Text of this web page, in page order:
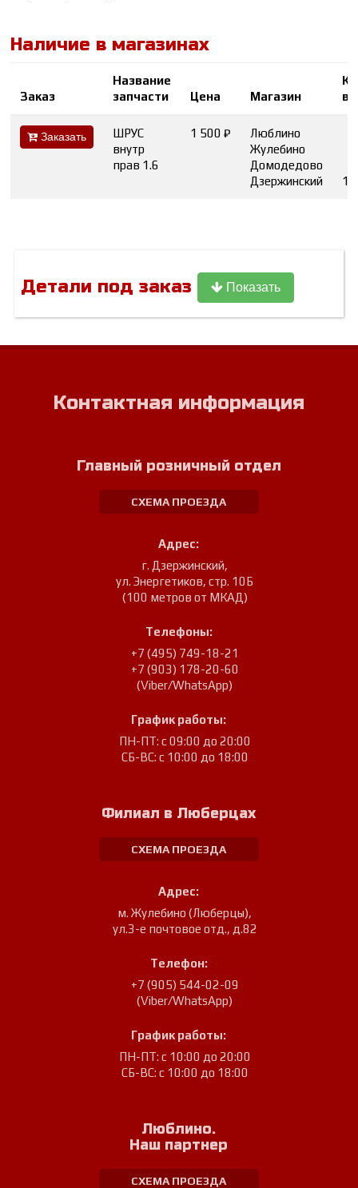
Наличие в магазинах
Заказ
Название
запчасти
Цена Магазин
во
Заказать
ШРУС
внутр
прав 1.6
1 500 ₽
Люблино
Жулебино
Домодедово
Дзержинский
1
Детали под заказ Показать
Контактная информация
Главный розничный отдел
СХЕМА ПРОЕЗДА
Адрес:
г. Дзержинский,
ул. Энергетиков, стр. 10Б
(100 метров от МКАД)
Телефоны:
+7 (495) 749-18-21
+7 (903) 178-20-60
(Viber/WhatsApp)
График работы:
ПН-ПТ: с 09:00 до 20:00
СБ-ВС: с 10:00 до 18:00
Филиал в Люберцах
СХЕМА ПРОЕЗДА
Адрес:
м. Жулебино (Люберцы),
ул.3-е почтовое отд., д.82
Телефон:
+7 (905) 544-02-09
(Viber/WhatsApp)
График работы:
ПН-ПТ: с 10:00 до 20:00
СБ-ВС: с 10:00 до 18:00
Люблино.
Наш партнер
СХЕМА ПРОЕЗДА